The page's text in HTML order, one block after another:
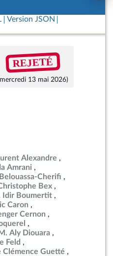
Version JSON
REJETÉ
13 mai 2026)
Alexandre
Amrani
Cherifi
Bex
Idir Boumertit
Caron
Cernon
M. Aly Diouara
Feld
Clémence Guetté